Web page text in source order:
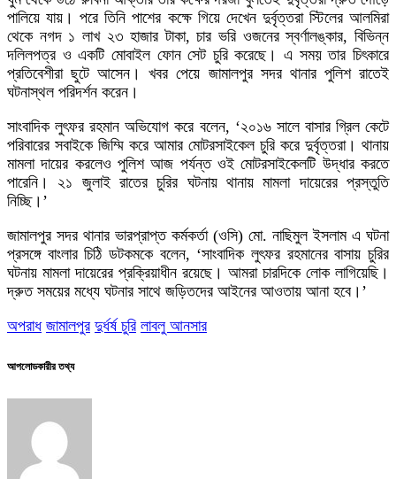
পালিয়ে যায়। পরে তিনি পাশের কক্ষে গিয়ে দেখেন দুর্বৃত্তরা স্টিলের আলমিরা
থেকে নগদ ১ লাখ ২৩ হাজার টাকা, চার ভরি ওজনের স্বর্ণালঙ্কার, বিভিন্ন
দলিলপত্র ও একটি মোবাইল ফোন সেট চুরি করেছে। এ সময় তার চিৎকারে
প্রতিবেশীরা ছুটে আসেন। খবর পেয়ে জামালপুর সদর থানার পুলিশ রাতেই
ঘটনাস্থল পরিদর্শন করেন।
সাংবাদিক লুৎফর রহমান অভিযোগ করে বলেন, ‘২০১৬ সালে বাসার গ্রিল কেটে
পরিবারের সবাইকে জিম্মি করে আমার মোটরসাইকেল চুরি করে দুর্বৃত্তরা। থানায়
মামলা দায়ের করলেও পুলিশ আজ পর্যন্ত ওই মোটরসাইকেলটি উদ্ধার করতে
পারেনি। ২১ জুলাই রাতের চুরির ঘটনায় থানায় মামলা দায়েরের প্রস্তুতি
নিচ্ছি।’
জামালপুর সদর থানার ভারপ্রাপ্ত কর্মকর্তা (ওসি) মো. নাছিমুল ইসলাম এ ঘটনা
প্রসঙ্গে বাংলার চিঠি ডটকমকে বলেন, ‘সাংবাদিক লুৎফর রহমানের বাসায় চুরির
ঘটনায় মামলা দায়েরের প্রক্রিয়াধীন রয়েছে। আমরা চারদিকে লোক লাগিয়েছি।
দ্রুত সময়ের মধ্যে ঘটনার সাথে জড়িতদের আইনের আওতায় আনা হবে।’
অপরাধ জামালপুর দুর্ধর্ষ চুরি লাবলু আনসার
আপলোডকারীর তথ্য